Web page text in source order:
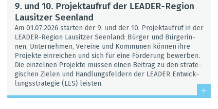
9. und 10. Pro­jekt­auf­ruf der LEA­DER-Region
Lau­sit­zer Seen­land
Am 01.07.2026 star­ten der 9. und der 10. Pro­jekt­auf­ruf in der
LEA­DER-Region Lau­sit­zer Seen­land: Bür­ger und Bür­ge­rin­
nen, Unter­neh­men, Ver­eine und Kom­mu­nen kön­nen ihre
Pro­jekte ein­rei­chen und sich für eine För­de­rung bewer­ben.
Die ein­zel­nen Pro­jekte müs­sen einen Bei­trag zu den stra­te­
gi­schen Zie­len und Hand­lungs­fel­dern der LEA­DER Ent­wick­
lungs­stra­te­gie (LES) leis­ten.